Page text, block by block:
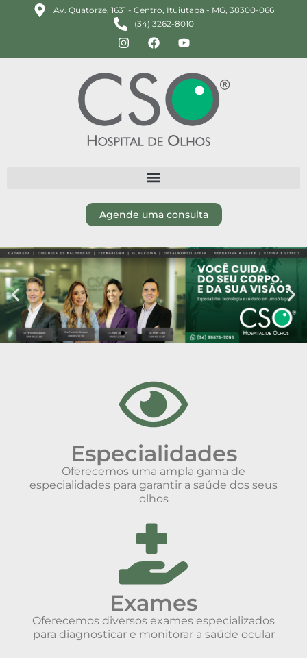
Av. Quatorze, 1631 - Centro, Ituiutaba - MG, 38300-066
(34) 3262-8010
Agende uma consulta
Especialidades
Oferecemos uma ampla gama de
especialidades para garantir a saúde dos seus
olhos
Exames
Oferecemos diversos exames especializados
para diagnosticar e monitorar a saúde ocular